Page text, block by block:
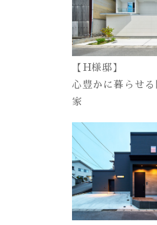
【H様邸】
心豊かに暮らせる
家